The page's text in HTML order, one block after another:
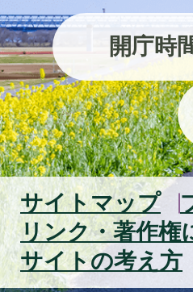
開庁時
サイトマップ
リンク・著作権
サイトの考え方